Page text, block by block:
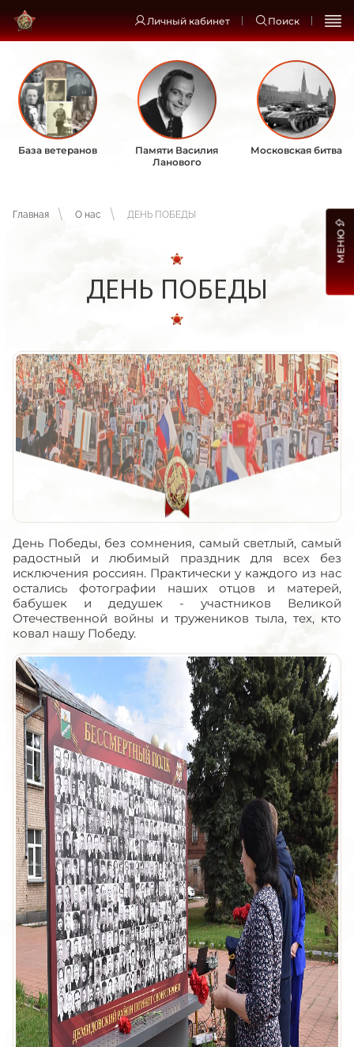
Личный кабинет Поиск
База ветеранов
Памяти Василия
Ланового
Московская битва
Главная О нас ДЕНЬ ПОБЕДЫ
ДЕНЬ ПОБЕДЫ
День Победы, без сомнения, самый светлый, самый
радостный и любимый праздник для всех без
исключения россиян. Практически у каждого из нас
остались фотографии наших отцов и матерей,
бабушек и дедушек - участников Великой
Отечественной войны и тружеников тыла, тех, кто
ковал нашу Победу.
МЕНЮ